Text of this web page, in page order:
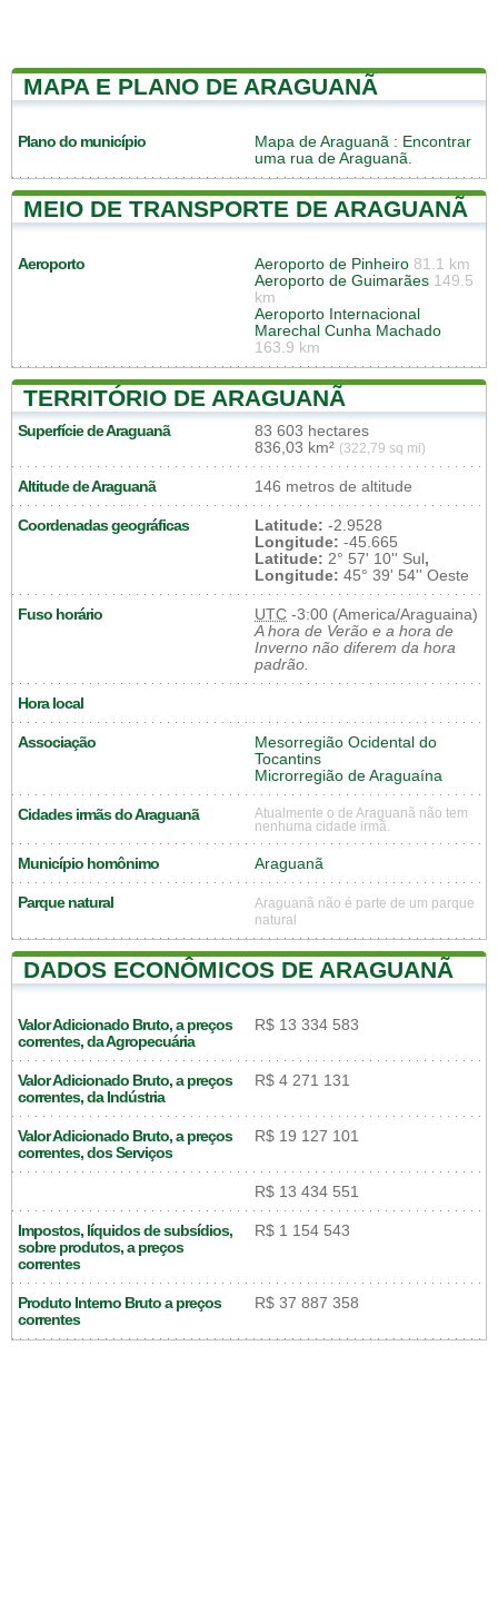
MAPA E PLANO DE ARAGUANÃ
Plano do município Mapa de Araguanã : Encontrar
uma rua de Araguanã.
MEIO DE TRANSPORTE DE ARAGUANÃ
Aeroporto Aeroporto de Pinheiro 81.1 km
Aeroporto de Guimarães 149.5
km
Aeroporto Internacional
Marechal Cunha Machado
163.9 km
TERRITÓRIO DE ARAGUANÃ
Superfície de Araguanã
83 603 hectares
836,03 km² (322,79 sq mi)
Altitude de Araguanã 146 metros de altitude
Coordenadas geográficas Latitude: -2.9528
Longitude: -45.665
Latitude: 2° 57' 10'' Sul,
Longitude: 45° 39' 54'' Oeste
Fuso horário UTC -3:00 (America/Araguaina)
A hora de Verão e a hora de
Inverno não diferem da hora
padrão.
Hora local
Associação
Mesorregião Ocidental do
Tocantins
Microrregião de Araguaína
Cidades irmãs do Araguanã
Atualmente o de Araguanã não tem
nenhuma cidade irmã.
Município homônimo Araguanã
Parque natural
Araguanã não é parte de um parque
natural
DADOS ECONÔMICOS DE ARAGUANÃ
Valor Adicionado Bruto, a preços
correntes, da Agropecuária
R$ 13 334 583
Valor Adicionado Bruto, a preços
correntes, da Indústria
R$ 4 271 131
Valor Adicionado Bruto, a preços
correntes, dos Serviços
R$ 19 127 101
R$ 13 434 551
Impostos, líquidos de subsídios,
sobre produtos, a preços
correntes
R$ 1 154 543
Produto Interno Bruto a preços
correntes
R$ 37 887 358